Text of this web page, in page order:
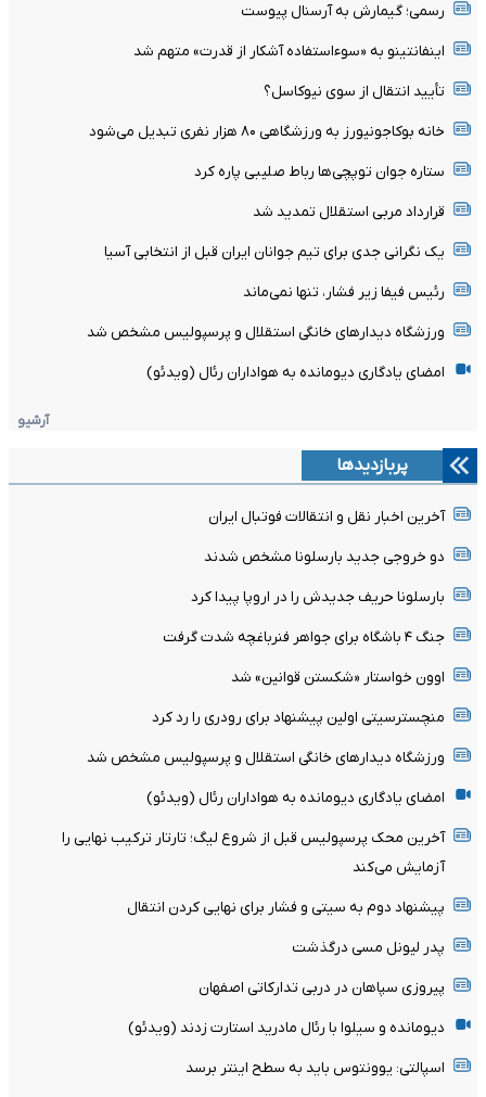
رسمی؛ گیمارش به آرسنال پیوست
اینفانتینو به «سوءاستفاده آشکار از قدرت» متهم شد
تأیید انتقال از سوی نیوکاسل؟
خانه بوکاجونیورز به ورزشگاهی ۸۰ هزار نفری تبدیل می‌شود
ستاره جوان توپچی‌ها رباط صلیبی پاره کرد
قرارداد مربی استقلال تمدید شد
یک نگرانی جدی برای تیم جوانان ایران قبل از انتخابی آسیا
رئیس فیفا زیر فشار، تنها نمی‌ماند
ورزشگاه دیدارهای خانگی استقلال و پرسپولیس مشخص شد
امضای یادگاری دیومانده به هواداران رئال (ویدئو)
آرشیو
پربازدیدها
آخرین اخبار نقل و انتقالات فوتبال ایران
دو خروجی جدید بارسلونا مشخص شدند
بارسلونا حریف جدیدش را در اروپا پیدا کرد
جنگ ۴ باشگاه برای جواهر فنرباغچه شدت گرفت
اوون خواستار «شکستن قوانین» شد
منچسترسیتی اولین پیشنهاد برای رودری را رد کرد
ورزشگاه دیدارهای خانگی استقلال و پرسپولیس مشخص شد
امضای یادگاری دیومانده به هواداران رئال (ویدئو)
آخرین محک پرسپولیس قبل از شروع لیگ؛ تارتار ترکیب نهایی را
آزمایش می‌کند
پیشنهاد دوم به سیتی و فشار برای نهایی کردن انتقال
پدر لیونل مسی درگذشت
پیروزی سپاهان در دربی تدارکاتی اصفهان
دیومانده و سیلوا با رئال مادرید استارت زدند (ویدئو)
اسپالتی: یوونتوس باید به سطح اینتر برسد